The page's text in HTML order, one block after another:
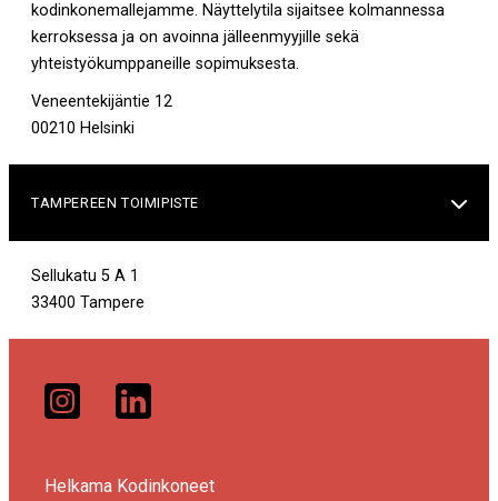
kodinkonemallejamme. Näyttelytila sijaitsee kolmannessa
kerroksessa ja on avoinna jälleenmyyjille sekä
yhteistyökumppaneille sopimuksesta.
Veneentekijäntie 12
00210 Helsinki
TAMPEREEN TOIMIPISTE 
Sellukatu 5 A 1
33400 Tampere
Helkama Kodinkoneet